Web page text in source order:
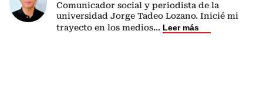
Comunicador social y periodista de la
universidad Jorge Tadeo Lozano. Inicié mi
trayecto en los medios... Leer más